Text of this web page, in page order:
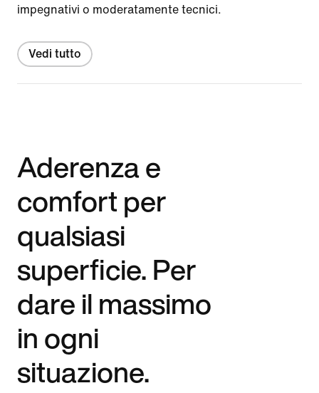
impegnativi o moderatamente tecnici.
Vedi tutto
Aderenza e
comfort per
qualsiasi
superficie. Per
dare il massimo
in ogni
situazione.